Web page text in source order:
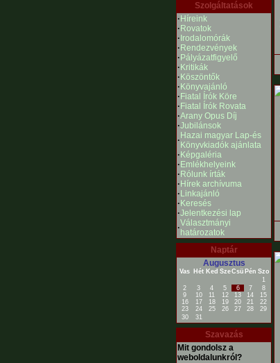
Szolgáltatások
· Híreink
· Rovatok
· Irodalomórák
· Rendezvények
· Pályázatfigyelő
· Kritikák
· Köszöntők
· Könyvajánló
· Fiatal Írók Köre
· Fiatal Írók Rovata
·Arany Opus Díj
·Jubilánsok
· Hazai magyar Lap-és
Könyvkiadók ajánlata
· Képgaléria
· Emlékhelyeink
· Rólunk írták
· Hírek archívuma
· Linkajánló
· Keresés
·Jelentkezési lap
·Választmányi
határozatok
Naptár
Augusztus
Vas Hét Ked SzeCsü Pén Szo
1
2
3 4 5 6 7
8
9
10 11 12 13 14
15
16
17 18 19 20 21
22
23
24 25 26 27 28
29
30
31
Szavazás
Mit gondolsz a
weboldalunkról?